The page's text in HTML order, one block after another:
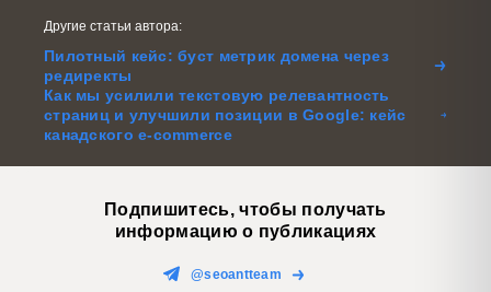
Другие статьи автора:
Пилотный кейс: буст метрик домена через
редиректы
Как мы усилили текстовую релевантность
страниц и улучшили позиции в Google: кейс
канадского e-commerce
Подпишитесь, чтобы получать
информацию о публикациях
@seoantteam